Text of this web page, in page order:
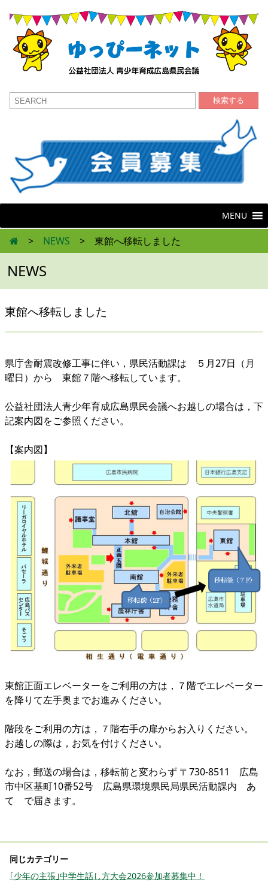
検索する
MENU
> NEWS > 東館へ移転しました
NEWS
東館へ移転しました
県庁舎耐震改修工事に伴い，県民活動課は ５月27日（月
曜日）から 東館７階へ移転しています。
公益社団法人青少年育成広島県民会議へお越しの場合は，下
記案内図をご参照ください。
【案内図】
東館正面エレベーターをご利用の方は，７階でエレベーター
を降りて左手奥までお進みください。
階段をご利用の方は，７階右手の扉からお入りください。
お越しの際は，お気を付けください。
なお，郵送の場合は，移転前と変わらず 〒730-8511 広島
市中区基町10番52号 広島県環境県民局県民活動課内 あ
て で届きます。
｢少年の主張｣中学生話し方大会2026参加者募集中！